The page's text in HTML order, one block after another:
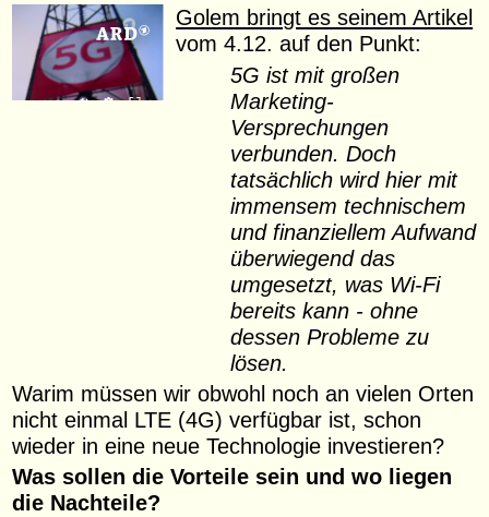
Golem bringt es seinem Artikel
vom 4.12. auf den Punkt:
5G ist mit großen
Marketing-
Versprechungen
verbunden. Doch
tatsächlich wird hier mit
immensem technischem
und finanziellem Aufwand
überwiegend das
umgesetzt, was Wi-Fi
bereits kann - ohne
dessen Probleme zu
lösen.
Warim müssen wir obwohl noch an vielen Orten
nicht einmal LTE (4G) verfügbar ist, schon
wieder in eine neue Technologie investieren?
Was sollen die Vorteile sein und wo liegen
die Nachteile?